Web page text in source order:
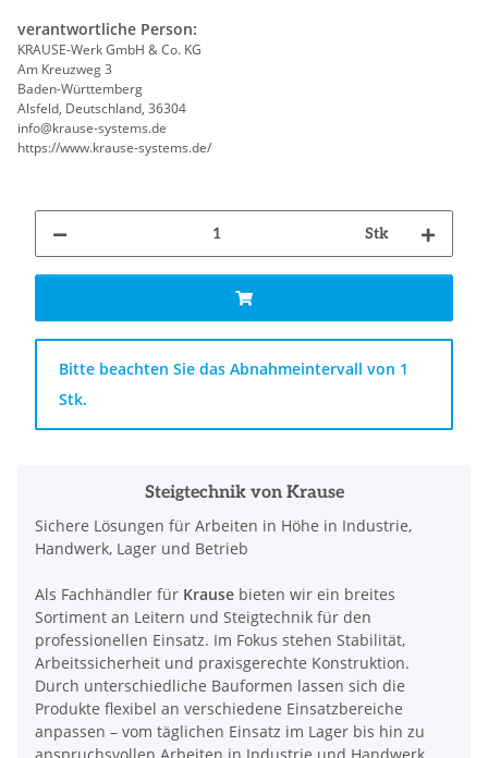
verantwortliche Person:
KRAUSE-Werk GmbH & Co. KG
Am Kreuzweg 3
Baden-Württemberg
Alsfeld, Deutschland, 36304
info@krause-systems.de
https://www.krause-systems.de/
Stk
x
Bitte beachten Sie das Abnahmeintervall von 1
Stk.
Steigtechnik von Krause
Sichere Lösungen für Arbeiten in Höhe in Industrie,
Handwerk, Lager und Betrieb
Als Fachhändler für Krause bieten wir ein breites
Sortiment an Leitern und Steigtechnik für den
professionellen Einsatz. Im Fokus stehen Stabilität,
Arbeitssicherheit und praxisgerechte Konstruktion.
Durch unterschiedliche Bauformen lassen sich die
Produkte flexibel an verschiedene Einsatzbereiche
anpassen – vom täglichen Einsatz im Lager bis hin zu
anspruchsvollen Arbeiten in Industrie und Handwerk.